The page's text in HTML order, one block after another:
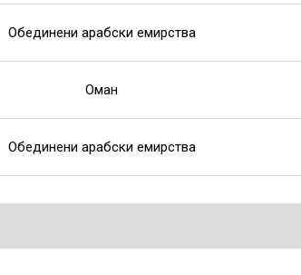
Обединени арабски емирства
Оман
Обединени арабски емирства